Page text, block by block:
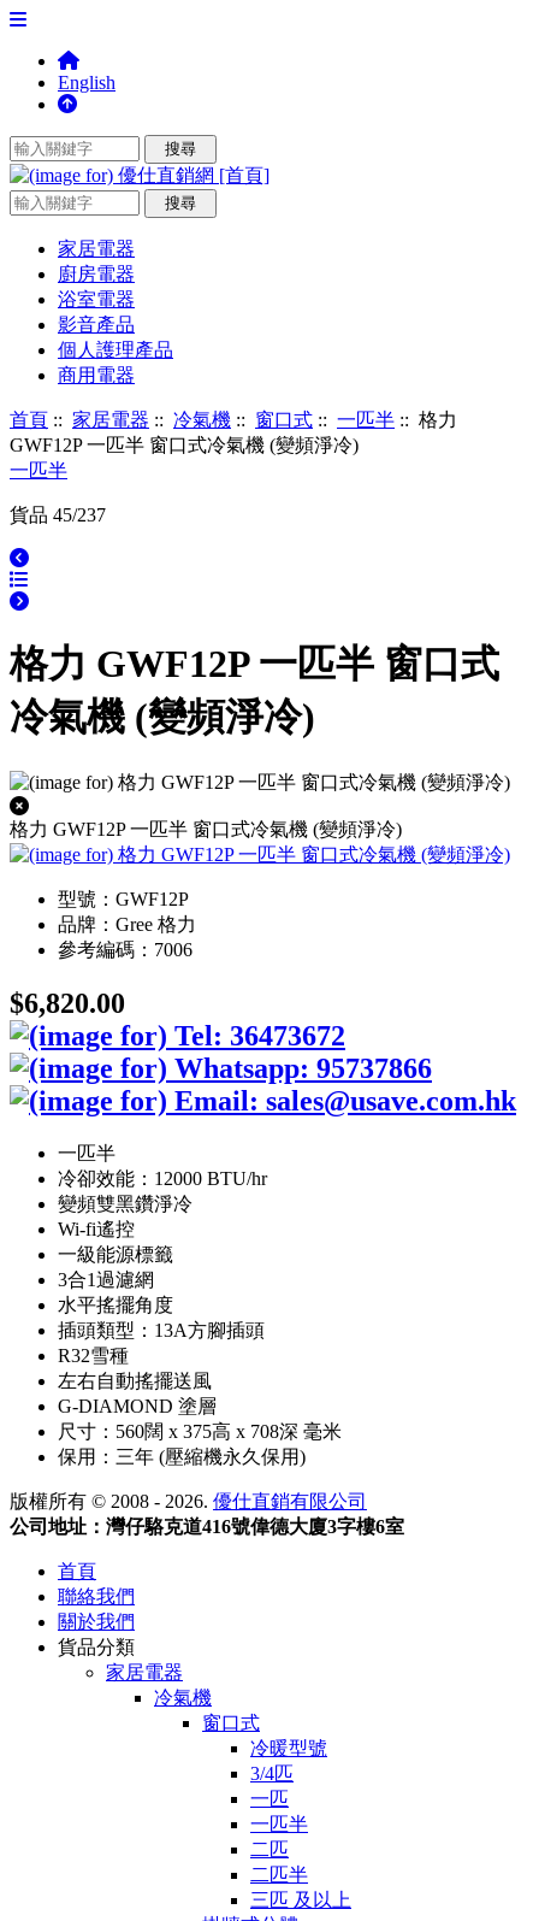
English
家居電器
廚房電器
浴室電器
影音產品
個人護理產品
商用電器
首頁 :: 家居電器 :: 冷氣機 :: 窗口式 :: 一匹半 :: 格力
GWF12P 一匹半 窗口式冷氣機 (變頻淨冷)
一匹半
貨品 45/237
格力 GWF12P 一匹半 窗口式
冷氣機 (變頻淨冷)
格力 GWF12P 一匹半 窗口式冷氣機 (變頻淨冷)
型號：GWF12P
品牌：Gree 格力
參考編碼：7006
$6,820.00
一匹半
冷卻效能：12000 BTU/hr
變頻雙黑鑽淨冷
Wi-fi遙控
一級能源標籤
3合1過濾網
水平搖擺角度
插頭類型：13A方腳插頭
R32雪種
左右自動搖擺送風
G-DIAMOND 塗層
尺寸：560闊 x 375高 x 708深 毫米
保用：三年 (壓縮機永久保用)
版權所有 © 2008 - 2026. 優仕直銷有限公司
公司地址：灣仔駱克道416號偉德大廈3字樓6室
首頁
聯絡我們
關於我們
貨品分類
家居電器
冷氣機
窗口式
冷暖型號
3/4匹
一匹
一匹半
二匹
二匹半
三匹 及以上